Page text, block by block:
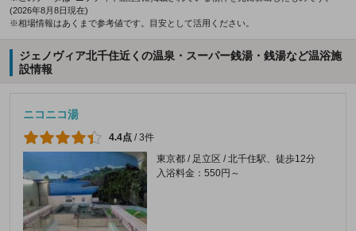
(2026年8月8日現在)
※相場情報はあくまで参考値です。目安として活用ください。
ジェノヴィア北千住近くの温泉・スーパー銭湯・銭湯など温浴施
設情報
ニコニコ湯
4.4点 /3件
東京都 / 足立区 / 北千住駅、徒歩12分
入浴料金：550円～